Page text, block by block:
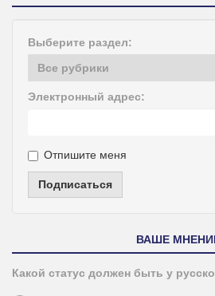
Выберите раздел:
Электронный адрес:
Отпишите меня
Подписаться
ВАШЕ
Какой статус должен быть у